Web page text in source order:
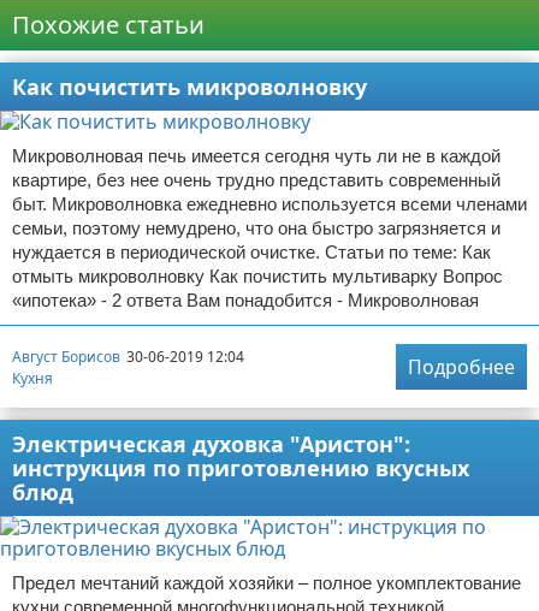
Похожие статьи
Как почистить микроволновку
Микроволновая печь имеется сегодня чуть ли не в каждой
квартире, без нее очень трудно представить современный
быт. Микроволновка ежедневно используется всеми членами
семьи, поэтому немудрено, что она быстро загрязняется и
нуждается в периодической очистке. Статьи по теме: Как
отмыть микроволновку Как почистить мультиварку Вопрос
«ипотека» - 2 ответа Вам понадобится - Микроволновая
Август Борисов 30-06-2019 12:04
Кухня
Подробнее
Электрическая духовка "Аристон":
инструкция по приготовлению вкусных
блюд
Предел мечтаний каждой хозяйки – полное укомплектование
кухни современной многофункциональной техникой,